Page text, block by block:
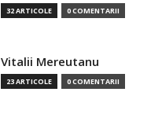
32 ARTICOLE 0 COMENTARII
Vitalii Mereutanu
23 ARTICOLE 0 COMENTARII